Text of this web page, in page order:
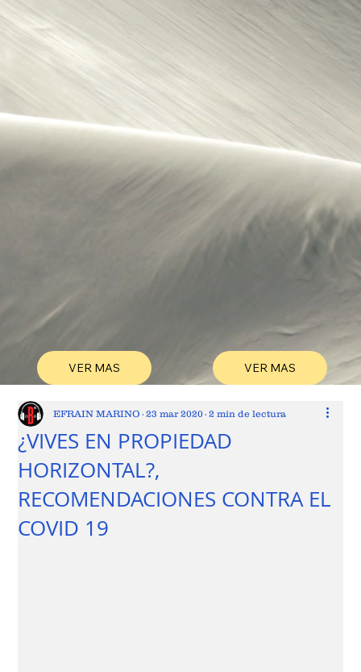
VER MAS VER MAS
¿VIVES EN PROPIEDAD
HORIZONTAL?,
RECOMENDACIONES CONTRA EL
COVID 19
EFRAIN MARINO 23 mar 2020 2 min de lectura